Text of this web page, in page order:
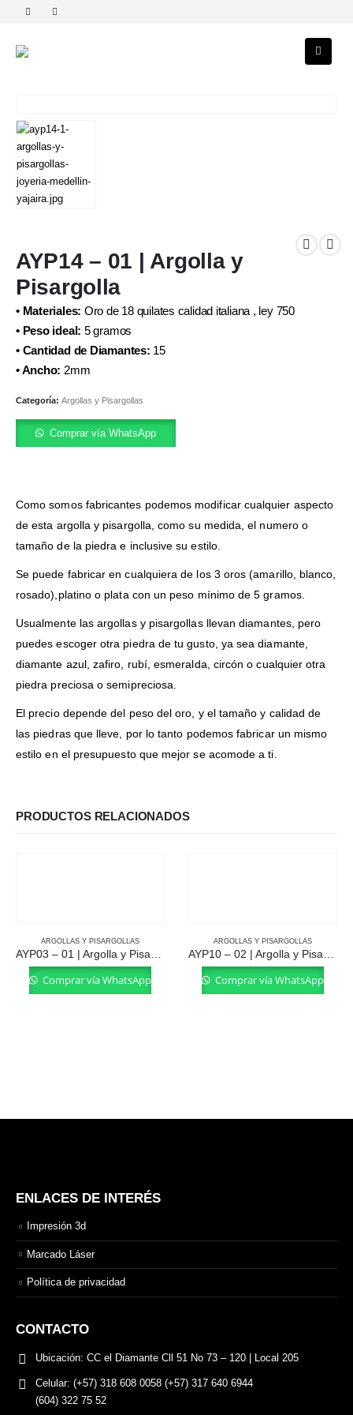
AYP14 – 01 | Argolla y
Pisargolla
• Materiales: Oro de 18 quilates calidad italiana , ley 750
• Peso ideal: 5 gramos
• Cantidad de Diamantes: 15
• Ancho: 2mm
Categoría: Argollas y Pisargollas
Comprar vía WhatsApp
Como somos fabricantes podemos modificar cualquier aspecto
de esta argolla y pisargolla, como su medida, el numero o
tamaño de la piedra e inclusive su estilo.
Se puede fabricar en cualquiera de los 3 oros (amarillo, blanco,
rosado),platino o plata con un peso mínimo de 5 gramos.
Usualmente las argollas y pisargollas llevan diamantes, pero
puedes escoger otra piedra de tu gusto, ya sea diamante,
diamante azul, zafiro, rubí, esmeralda, circón o cualquier otra
piedra preciosa o semipreciosa.
El precio depende del peso del oro, y el tamaño y calidad de
las piedras que lleve, por lo tanto podemos fabricar un mismo
estilo en el presupuesto que mejor se acomode a ti.
PRODUCTOS RELACIONADOS
ARGOLLAS Y PISARGOLLAS
Comprar vía WhatsApp
ARGOLLAS Y PISARGOLLAS
Comprar vía WhatsApp
ENLACES DE INTERÉS
Impresión 3d
Marcado Láser
Política de privacidad
CONTACTO
Ubicación: CC el Diamante Cll 51 No 73 – 120 | Local 205
Celular: (+57) 318 608 0058 (+57) 317 640 6944
(604) 322 75 52